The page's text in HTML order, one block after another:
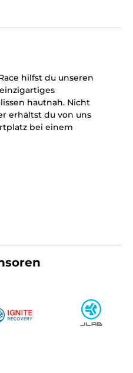
hilfst du unseren
hautnah. Nicht
erhältst du von uns
bei einem